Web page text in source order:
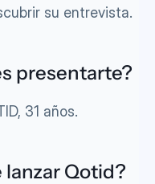
su entrevista.
presentarte?
31 años.
lanzar Qotid?